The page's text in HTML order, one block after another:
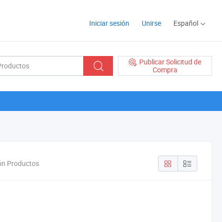
Iniciar sesión Unirse Español
Publicar Solicitud de
Compra
Productos